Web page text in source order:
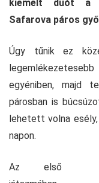
kiemelt duót a
Safarova páros
Úgy tűnik ez
egyéniben, majd
párosban is
lehetett volna esély,
napon.
Az első